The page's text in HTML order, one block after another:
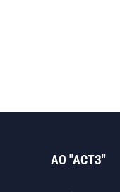
АО "АСТЗ"